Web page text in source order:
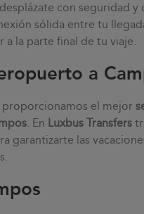
con seguridad y
sólida entre tu
a la parte final de tu viaje.
a
proporcionamos el mejor
. En Luxbus Transfers
garantizarte las